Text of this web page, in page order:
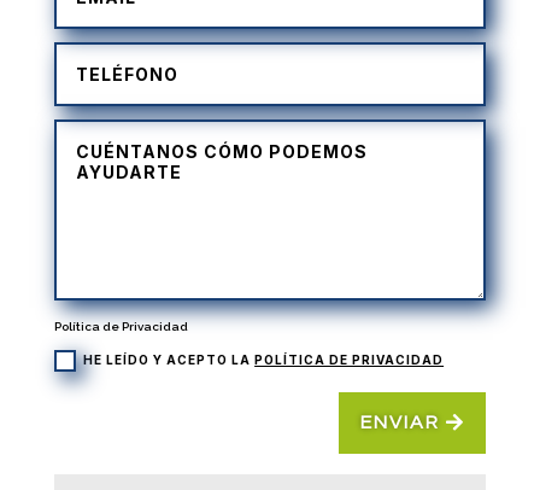
Política de Privacidad
HE LEÍDO Y ACEPTO LAPOLÍTICA DE PRIVACIDAD
ENVIAR